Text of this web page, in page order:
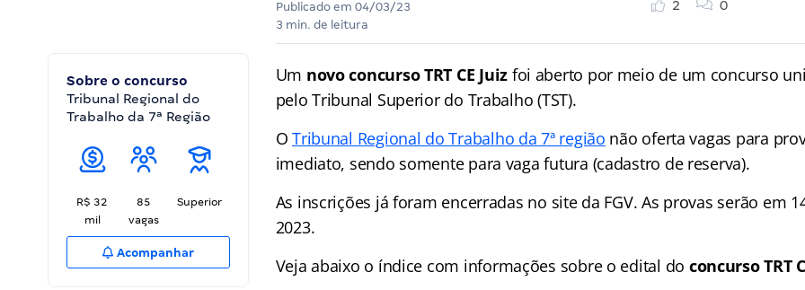
Publicado em 04/03/23
3 min. de leitura
2 0
Sobre o concurso
Tribunal Regional do
Trabalho da 7ª Região
R$ 32
mil
85
vagas
Superior
Acompanhar
Um novo concurso TRT CE Juiz foi aberto por meio de um concurso
pelo Tribunal Superior do Trabalho (TST).
OTribunal Regional do Trabalho da 7ª região não oferta vagas para
imediato, sendo somente para vaga futura (cadastro de reserva).
As inscrições já foram encerradas no site da FGV. As provas serão em
2023.
Veja abaixo o índice com informações sobre o edital do concurso TRT